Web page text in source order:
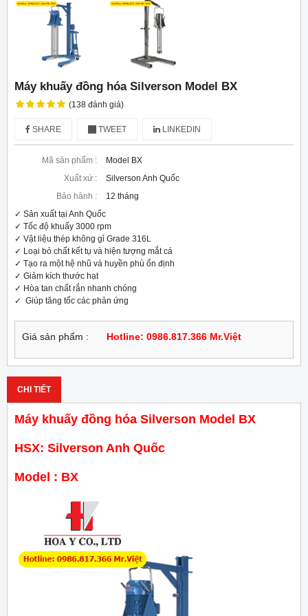
Máy khuấy đồng hóa Silverson Model BX
(138 đánh giá)
SHARE TWEET LINKEDIN
Mã sản phẩm :
Model BX
Xuất xứ :
Silverson Anh Quốc
Bảo hành :
12 tháng
✓ Sản xuất tại Anh Quốc
✓ Tốc độ khuấy 3000 rpm
✓ Vật liệu thép không gỉ Grade 316L
✓ Loại bỏ chất kết tụ và hiện tượng mắt cá
✓ Tạo ra một hệ nhũ và huyền phù ổn định
✓ Giảm kích thước hạt
✓ Hòa tan chất rắn nhanh chóng
✓  Giúp tăng tốc các phản ứng
Giá sản phẩm : Hotline: 0986.817.366 Mr.Việt
CHI TIẾT
Máy khuấy đồng hóa Silverson Model BX
HSX: Silverson Anh Quốc
Model : BX